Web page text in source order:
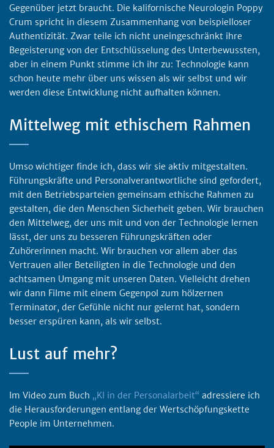
Gegenüber jetzt braucht. Die kalifornische Neurologin Poppy
Crum spricht in diesem Zusammenhang von beispielloser
Authentizität. Zwar teile ich nicht uneingeschränkt ihre
Begeisterung von der Entschlüsselung des Unterbewussten,
aber in einem Punkt stimme ich ihr zu: Technologie kann
schon heute mehr über uns wissen als wir selbst und wir
werden diese Entwicklung nicht aufhalten können.
Mittelweg mit ethischem Rahmen
Umso wichtiger finde ich, dass wir sie aktiv mitgestalten.
Führungskräfte und Personalverantwortliche sind gefordert,
mit den Betriebsparteien gemeinsam ethische Rahmen zu
gestalten, die den Menschen Sicherheit geben. Wir brauchen
den Mittelweg, der uns mit und von der Technologie lernen
lässt, der uns zu besseren Führungskräften oder
Zuhörerinnen macht. Wir brauchen vor allem aber das
Vertrauen aller Beteiligten in die Technologie und den
achtsamen Umgang mit unseren Daten. Vielleicht drehen
wir dann Filme mit einem Gegenpol zum hölzernen
Terminator, der Gefühle nicht nur gelernt hat, sondern
besser erspüren kann, als wir selbst.
Lust auf mehr?
Im Video zum Buch „KI in der Personalarbeit“ adressiere ich
die Herausforderungen entlang der Wertschöpfungskette
People im Unternehmen.